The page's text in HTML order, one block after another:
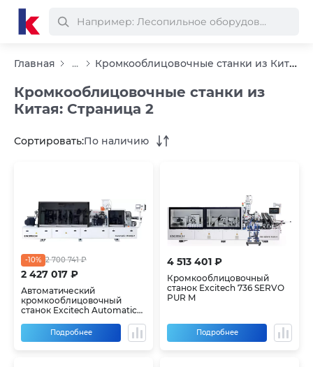
Главная ... Кромкооблицовочные станки из Китая
Кромкооблицовочные станки из
Китая: Страница 2
Сортировать:По наличию
2 427 017 ₽
2 700 741 ₽
-10%
Автоматический
кромкооблицовочный
станок Excitech Automatic
Подробнее
4 513 401 ₽
Кромкооблицовочный
станок Excitech 736 SERVO
PUR M
Подробнее